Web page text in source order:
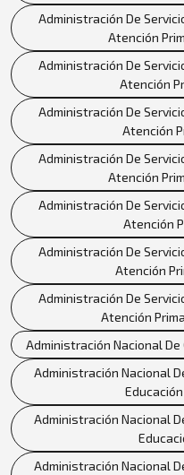
Administración De
Atención
Administración De
Atención
Administración De
Atención
Administración De
Atención
Administración De
Atención
Administración De
Atención
Administración De
Atención
Administración Nacional
Administración Nacional
Administración Nacional
Administración Nacional